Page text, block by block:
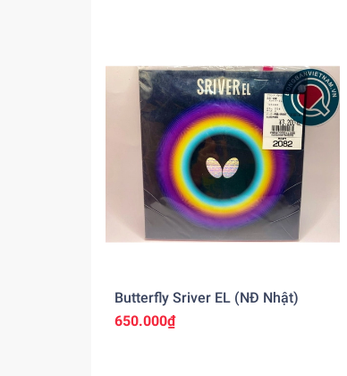
Butterfly Sriver EL (NĐ Nhật)
650.000₫